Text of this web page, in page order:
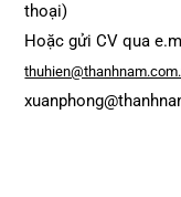
thoại)
Hoặc gửi CV qua